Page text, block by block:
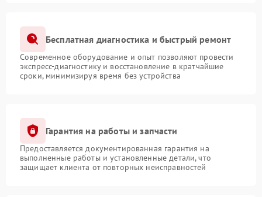
Бесплатная диагностика и быстрый ремонт
Современное оборудование и опыт позволяют провести
экспресс-диагностику и восстановление в кратчайшие
сроки, минимизируя время без устройства
Гарантия на работы и запчасти
Предоставляется документированная гарантия на
выполненные работы и установленные детали, что
защищает клиента от повторных неисправностей